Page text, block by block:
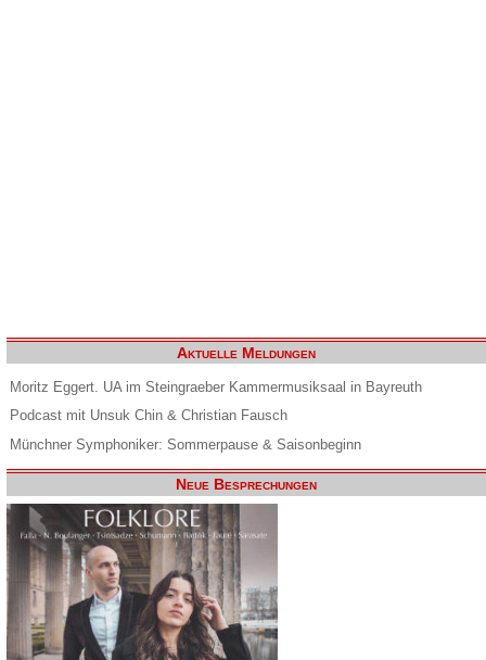
Aktuelle Meldungen
Moritz Eggert. UA im Steingraeber Kammermusiksaal in Bayreuth
Podcast mit Unsuk Chin & Christian Fausch
Münchner Symphoniker: Sommerpause & Saisonbeginn
Neue Besprechungen